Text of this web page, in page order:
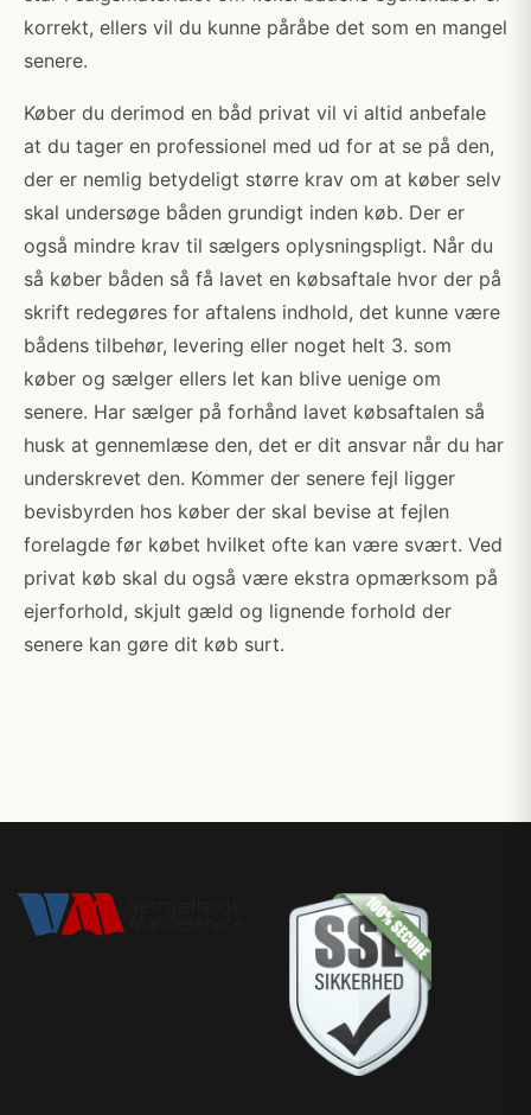
korrekt, ellers vil du kunne påråbe det som en mangel
senere.
Køber du derimod en båd privat vil vi altid anbefale
at du tager en professionel med ud for at se på den,
der er nemlig betydeligt større krav om at køber selv
skal undersøge båden grundigt inden køb. Der er
også mindre krav til sælgers oplysningspligt. Når du
så køber båden så få lavet en købsaftale hvor der på
skrift redegøres for aftalens indhold, det kunne være
bådens tilbehør, levering eller noget helt 3. som
køber og sælger ellers let kan blive uenige om
senere. Har sælger på forhånd lavet købsaftalen så
husk at gennemlæse den, det er dit ansvar når du har
underskrevet den. Kommer der senere fejl ligger
bevisbyrden hos køber der skal bevise at fejlen
forelagde før købet hvilket ofte kan være svært. Ved
privat køb skal du også være ekstra opmærksom på
ejerforhold, skjult gæld og lignende forhold der
senere kan gøre dit køb surt.